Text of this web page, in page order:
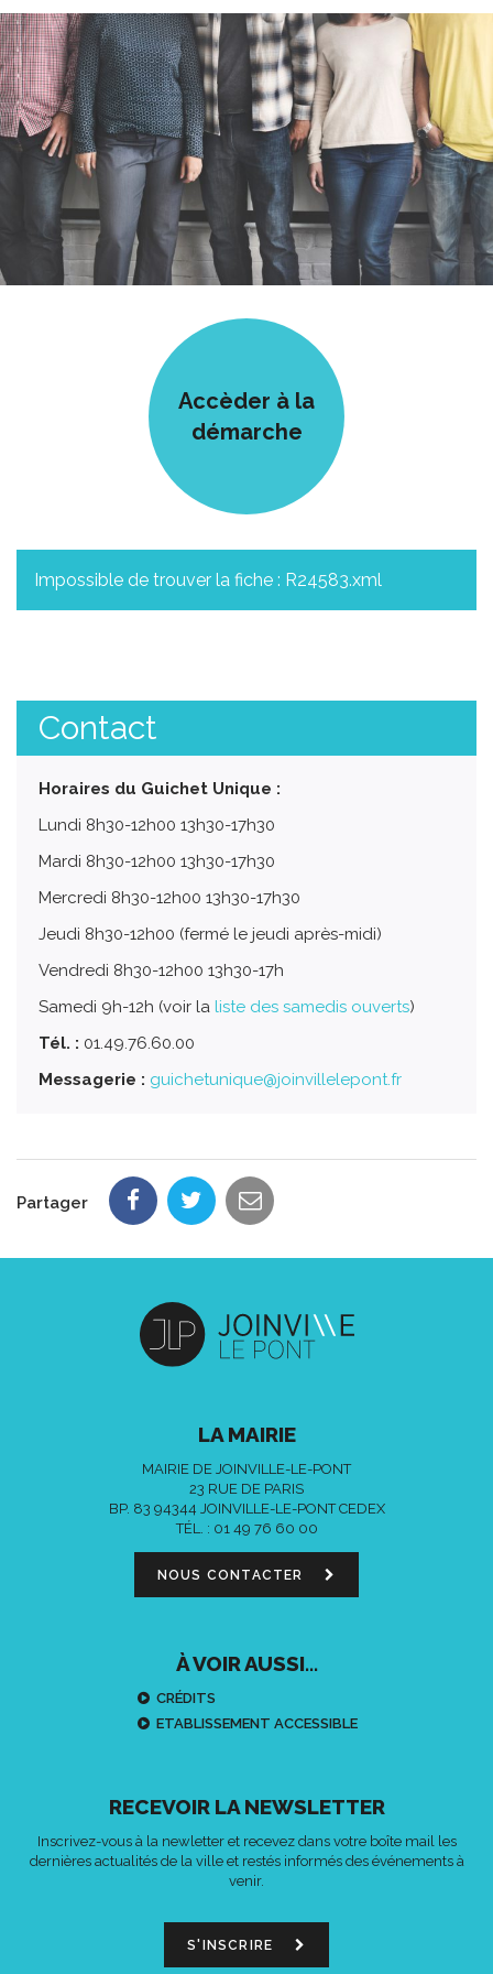
Accèder à la
démarche
Impossible de trouver la fiche : R24583.xml
Contact
Horaires du Guichet Unique :
Lundi 8h30-12h00 13h30-17h30
Mardi 8h30-12h00 13h30-17h30
Mercredi 8h30-12h00 13h30-17h30
Jeudi 8h30-12h00 (fermé le jeudi après-midi)
Vendredi 8h30-12h00 13h30-17h
Samedi 9h-12h (voir la liste des samedis ouverts)
Tél. : 01.49.76.60.00
Messagerie : guichetunique@joinvillelepont.fr
Partager
LA MAIRIE
MAIRIE DE JOINVILLE-LE-PONT
23 RUE DE PARIS
BP. 83 94344 JOINVILLE-LE-PONT CEDEX
TÉL. : 01 49 76 60 00
NOUS CONTACTER
À VOIR AUSSI...
CRÉDITS
ETABLISSEMENT ACCESSIBLE
RECEVOIR LA NEWSLETTER
Inscrivez-vous à la newletter et recevez dans votre boîte mail les
dernières actualités de la ville et restés informés des événements à
venir.
S'INSCRIRE